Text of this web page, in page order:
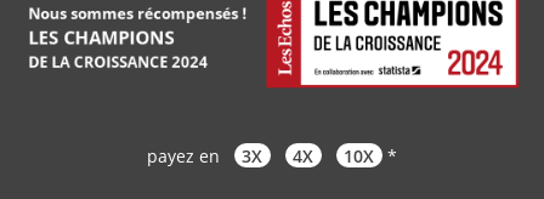
payez en 3X 4X 10X *